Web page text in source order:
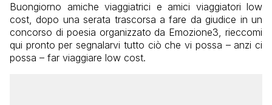
Buongiorno amiche viaggiatrici e amici viaggiatori low
cost, dopo una serata trascorsa a fare da giudice in un
concorso di poesia organizzato da Emozione3, rieccomi
qui pronto per segnalarvi tutto ciò che vi possa – anzi ci
possa – far viaggiare low cost.